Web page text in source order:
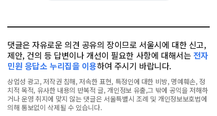
댓글은 자유로운 의견 공유의 장이므로 서울시에 대한 신고,
제안, 건의 등 답변이나 개선이 필요한 사항에 대해서는 전자
민원 응답소 누리집을 이용하여 주시기 바랍니다.
상업성 광고, 저작권 침해, 저속한 표현, 특정인에 대한 비방, 명예훼손, 정
치적 목적, 유사한 내용의 반복적 글, 개인정보 유출,그 밖에 공익을 저해하
거나 운영 취지에 맞지 않는 댓글은 서울특별시 조례 및 개인정보보호법에
의해 통보없이 삭제될 수 있습니다.